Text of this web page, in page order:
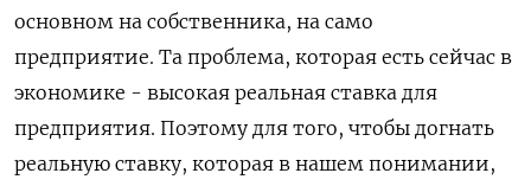
основном на собственника, на само ​
предприятие. Та проблема, которая есть сейчас в
экономике - высокая реальная ставка для
предприятия. Поэтому для того, чтобы догнать
реальную ставку, которая в нашем понимании,